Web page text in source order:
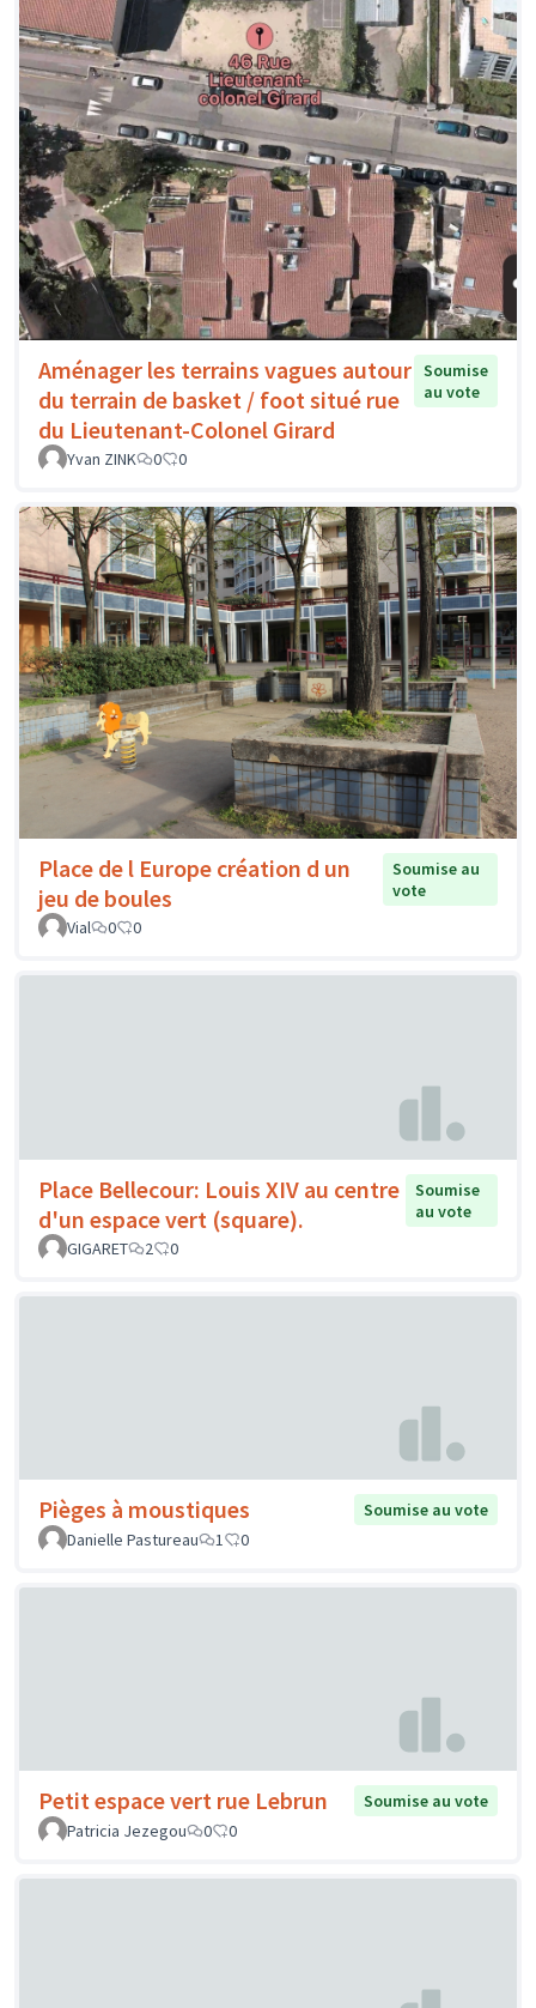
Aménager les terrains vagues autour
du terrain de basket / foot situé rue
du Lieutenant-Colonel Girard
Soumise
au vote
Yvan ZINK 0 0
Place de l Europe création d un
jeu de boules
Soumise au
vote
Vial
0 0
Place Bellecour: Louis XIV au centre
d'un espace vert (square).
Soumise
au vote
GIGARET
2 0
Pièges à moustiques
Soumise au vote
Danielle Pastureau
1 0
Petit espace vert rue Lebrun
Soumise au vote
Patricia Jezegou
0 0